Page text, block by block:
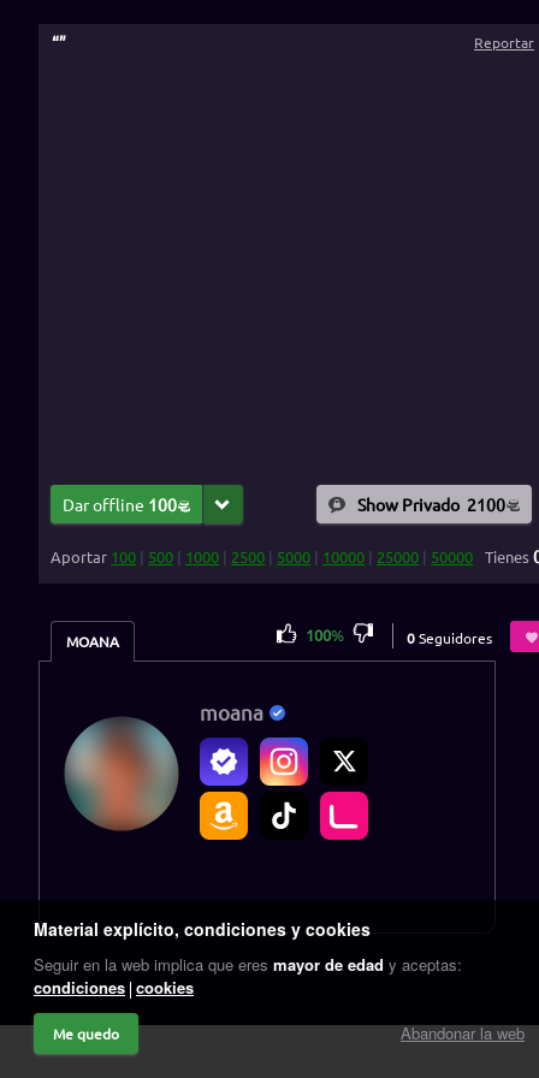
Material explícito, condiciones y cookies
Seguir en la web implica que eres mayor de edad y aceptas:
condiciones cookies
Me quedo Abandonar la web
“” Reportar
Dar offline 100 Show Privado 2100
Aportar 100 | 500 | 1000 | 2500 | 5000 | 10000 | 25000 | 50000 Tienes
MOANA 100% 0Seguidores
moana